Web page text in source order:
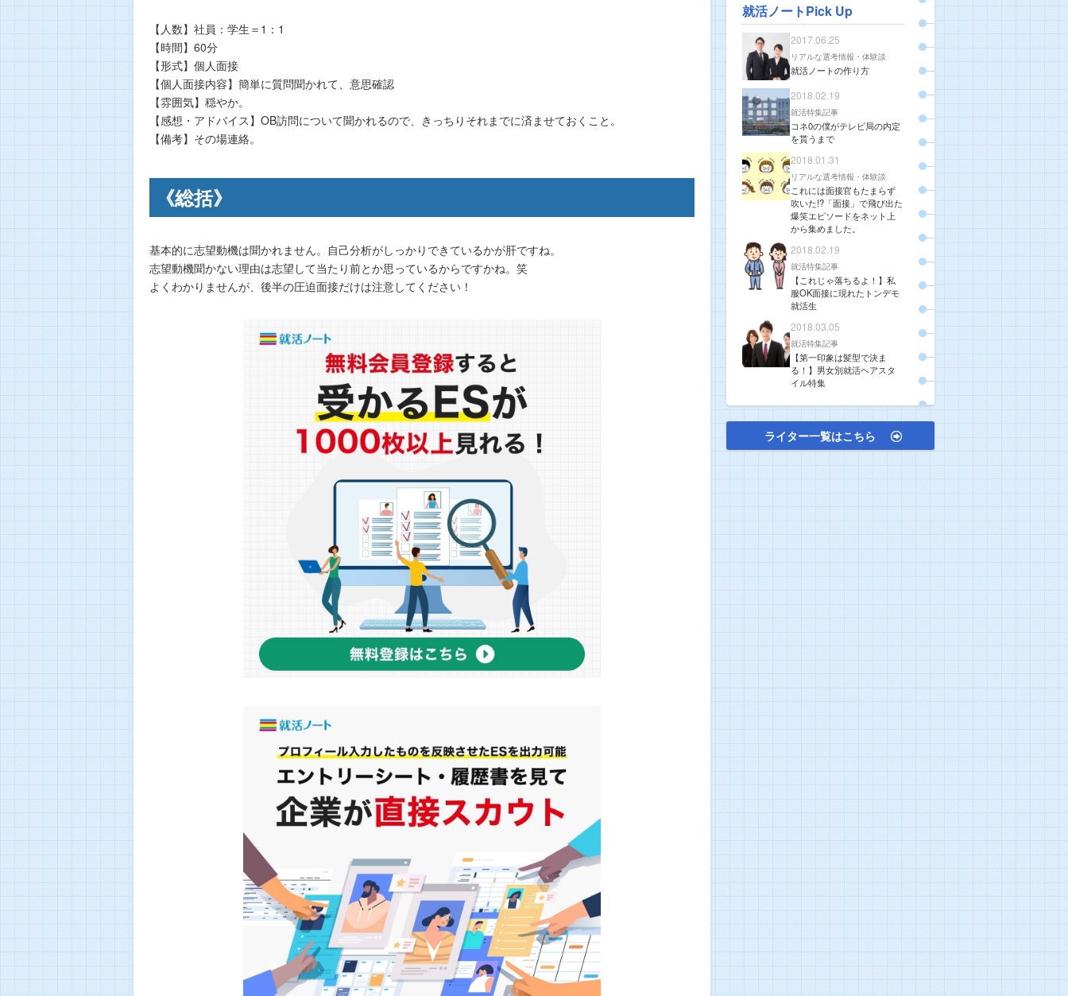
【人数】社員：学生＝1：1
【時間】60分
【形式】個人面接
【個人面接内容】簡単に質問聞かれて、意思確認
【雰囲気】穏やか。
【感想・アドバイス】OB訪問について聞かれるので、きっちりそれまでに済ませておくこと。
【備考】その場連絡。
《総括》
基本的に志望動機は聞かれません。自己分析がしっかりできているかが肝ですね。
志望動機聞かない理由は志望して当たり前とか思っているからですかね。笑
よくわかりませんが、後半の圧迫面接だけは注意してください！
就活ノートPick Up
2017.06.25
リアルな選考情報・体験談
就活ノートの作り方
2018.02.19
就活特集記事
コネ0の僕がテレビ局の内定
を貰うまで
2018.01.31
リアルな選考情報・体験談
これには面接官もたまらず
吹いた!?「面接」で飛び出た
爆笑エピソードをネット上
から集めました。
2018.02.19
就活特集記事
【これじゃ落ちるよ！】私
服OK面接に現れたトンデモ
就活生
2018.03.05
就活特集記事
【第一印象は髪型で決ま
る！】男女別就活ヘアスタ
イル特集
ライター一覧はこちら